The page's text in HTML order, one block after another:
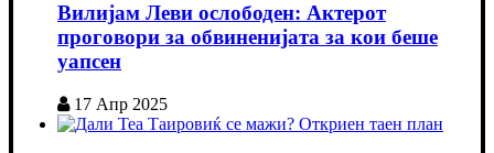
Вилијам Леви ослободен: Актерот
проговори за обвиненијата за кои беше
уапсен
17 Апр 2025